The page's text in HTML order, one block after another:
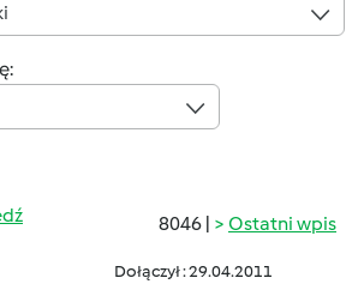
8046 | Ostatni wpis
Dołączył : 29.04.2011